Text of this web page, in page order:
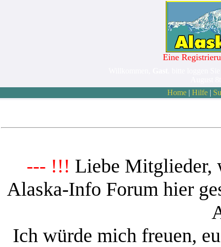
Eine
Home| Hilfe|
--- !!! Liebe Mitglieder,
Alaska-Info Forum hier
Ich würde mich freuen,